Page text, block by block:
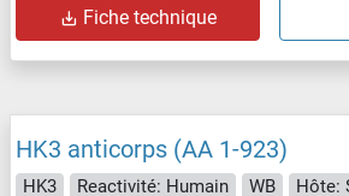
Fiche technique
HK3 anticorps (AA 1-923)
HK3 Reactivité: Humain WB Hôte: